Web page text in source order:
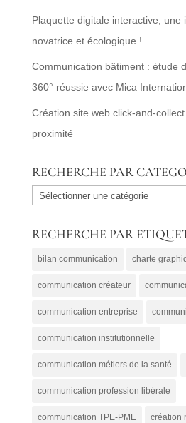
Plaquette digitale interactive, une
novatrice et écologique !
Communication bâtiment : étude
360° réussie avec Mica
Création site web click-and-
proximité
RECHERCHE PAR
RECHERCHE
CATEGORIES
RECHERCHE PAR
bilan communication charte
communication créateur
communication entreprise
communication institutionnelle
communication métiers de la santé
communication profession libérale
communication TPE-PME création